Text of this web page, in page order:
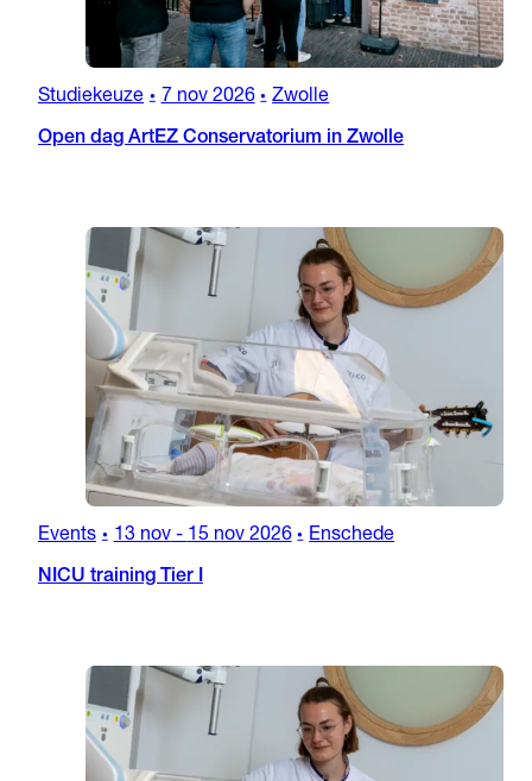
Studiekeuze • 7 nov 2026 • Zwolle
Open dag ArtEZ Conservatorium in Zwolle
Events • 13 nov-15 nov 2026 • Enschede
NICU training Tier I